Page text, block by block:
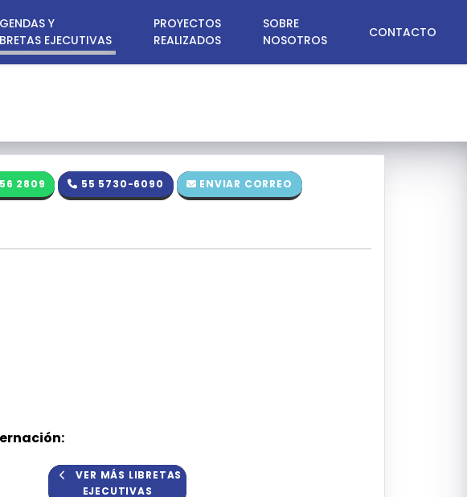
Y
EJECUTIVAS
PROYECTOS
REALIZADOS
SOBRE
NOSOTROS
CONTACTO
2809 55 5730-6090 ENVIAR CORREO
VER MÁS LIBRETAS
EJECUTIVAS